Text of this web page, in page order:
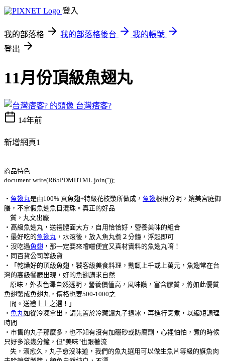
登入
我的部落格 我的部落格後台
我的帳號
登出
11月份頂級魚翅丸
台灣痞客?
14年前
新增網頁1
商品特色
document.write(R65PDMHTML.join(''));
‧ 魚翅丸是由100% 真魚翅+特級花枝漿所做成， 魚翅根根分明，媲美宮庭御
膳，不拿假魚翅魚目混珠。真正的好品
質，丸文出廠
‧高級魚翅丸，送禮體面大方，自用恰恰好，營養美味的組合
‧最好吃的魚翅丸 ，水滾後，放入魚丸煮２分鐘，浮起即可
‧沒吃過魚翅 ，那一定要來嚐嚐便宜又真材實料的魚翅丸唷！
‧同百貨公司等級貨
‧「乾燥好的頂級魚翅，饕客級美食料理，動輒上千或上萬元，魚翅常在台
灣的高級餐廳出現，好的魚翅講求自然
原味，外表色澤自然透明，營養價值高，風味讚，富含膠質，將如此優質
魚翅製成魚翅丸，價格也要500-1000之
間。送禮上上之選！」
‧ 魚丸如從冷凍拿出，請先置於冷藏讓丸子退冰，再進行烹煮，以縮短調理
時間
‧市售的丸子那麼多，也不知有沒有加硼砂或防腐劑，心裡怕怕，煮的時候
只好多滾幾分鐘，但"美味"也跟著流
失，滾愈久，丸子愈沒味道，我們的魚丸選用可以做生魚片等級的旗魚肉